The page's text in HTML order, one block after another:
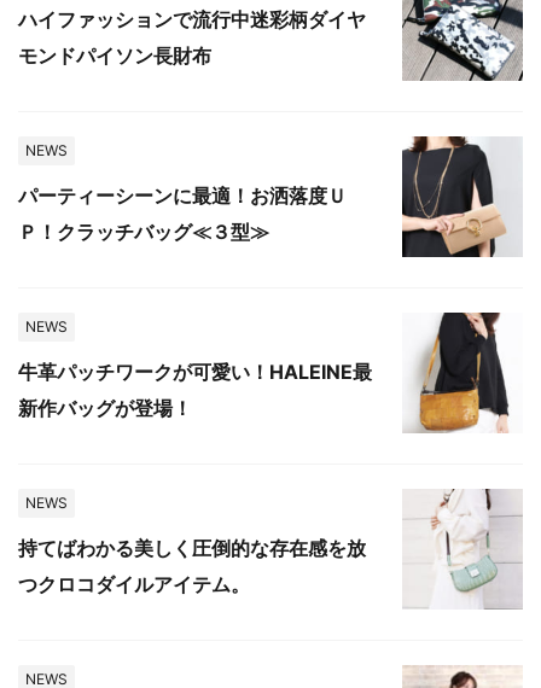
ハイファッションで流行中迷彩柄ダイヤ
モンドパイソン長財布
NEWS
パーティーシーンに最適！お洒落度Ｕ
Ｐ！クラッチバッグ≪３型≫
NEWS
牛革パッチワークが可愛い！HALEINE最
新作バッグが登場！
NEWS
持てばわかる美しく圧倒的な存在感を放
つクロコダイルアイテム。
NEWS